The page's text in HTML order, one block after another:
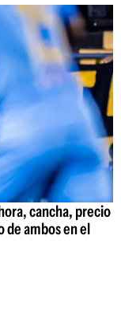
cancha, precio
de ambos en el